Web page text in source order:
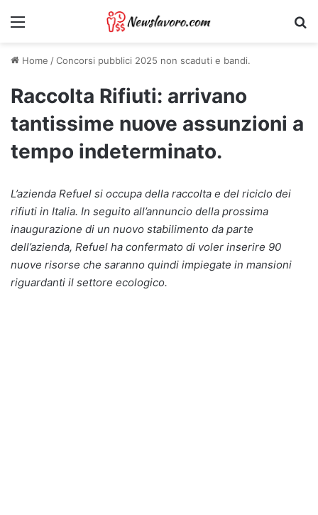
Menu
Home /Concorsi pubblici 2025 non scaduti e bandi.
Raccolta Rifiuti: arrivano
tantissime nuove assunzioni a
tempo indeterminato.
L’azienda Refuel si occupa della raccolta e del riciclo dei
rifiuti in Italia. In seguito all’annuncio della prossima
inaugurazione di un nuovo stabilimento da parte
dell’azienda, Refuel ha confermato di voler inserire 90
nuove risorse che saranno quindi impiegate in mansioni
riguardanti il settore ecologico.